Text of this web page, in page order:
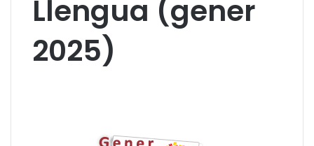
Llengua (gener
2025)